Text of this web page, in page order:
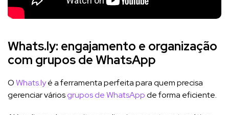
Whats.ly: engajamento e organização
com grupos de WhatsApp
OWhats.lyé a ferramenta perfeita para quem precisa
gerenciar váriosgrupos de WhatsAppde forma eficiente.